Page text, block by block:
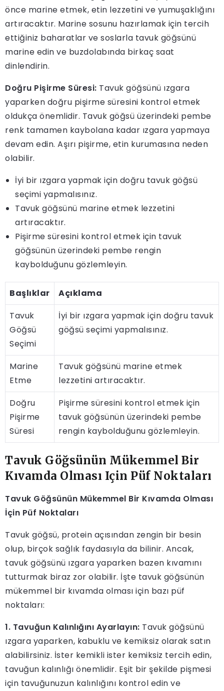
önce marine etmek, etin lezzetini ve yumuşaklığını
artıracaktır. Marine sosunu hazırlamak için tercih
ettiğiniz baharatlar ve soslarla tavuk göğsünü
marine edin ve buzdolabında birkaç saat
dinlendirin.
Doğru Pişirme Süresi: Tavuk göğsünü ızgara
yaparken doğru pişirme süresini kontrol etmek
oldukça önemlidir. Tavuk göğsü üzerindeki pembe
renk tamamen kaybolana kadar ızgara yapmaya
devam edin. Aşırı pişirme, etin kurumasına neden
olabilir.
İyi bir ızgara yapmak için doğru tavuk göğsü
seçimi yapmalısınız.
Tavuk göğsünü marine etmek lezzetini
artıracaktır.
Pişirme süresini kontrol etmek için tavuk
göğsünün üzerindeki pembe rengin
kaybolduğunu gözlemleyin.
Başlıklar
Açıklama
Tavuk
Göğsü
Seçimi
İyi bir ızgara yapmak için doğru tavuk
göğsü seçimi yapmalısınız.
Marine
Etme
Tavuk göğsünü marine etmek
lezzetini artıracaktır.
Doğru
Pişirme
Süresi
Pişirme süresini kontrol etmek için
tavuk göğsünün üzerindeki pembe
rengin kaybolduğunu gözlemleyin.
Tavuk Göğsünün Mükemmel Bir
Kıvamda Olması Için Püf Noktaları
Tavuk Göğsünün Mükemmel Bir Kıvamda Olması
İçin Püf Noktaları
Tavuk göğsü, protein açısından zengin bir besin
olup, birçok sağlık faydasıyla da bilinir. Ancak,
tavuk göğsünü ızgara yaparken bazen kıvamını
tutturmak biraz zor olabilir. İşte tavuk göğsünün
mükemmel bir kıvamda olması için bazı püf
noktaları:
1. Tavuğun Kalınlığını Ayarlayın: Tavuk göğsünü
ızgara yaparken, kabuklu ve kemiksiz olarak satın
alabilirsiniz. İster kemikli ister kemiksiz tercih edin,
tavuğun kalınlığı önemlidir. Eşit bir şekilde pişmesi
için tavuğunuzun kalınlığını kontrol edin ve